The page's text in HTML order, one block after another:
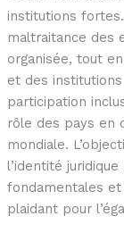
institutions fortes.
maltraitance des
organisée, tout
et des
participation
rôle des pays en
mondiale.
l’identité
fondamentales
plaidant pour